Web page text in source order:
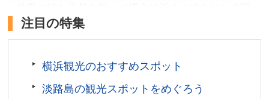
には、世界遺産に登録されている原爆ドームや広島
平和記念資料館などの施設があり、平和への願いで
鳴らされる平和の鐘の音は、「残したい日本の音風
景１００選」にも選出されています。
注目の特集
横浜観光のおすすめスポット
淡路島の観光スポットをめぐろう